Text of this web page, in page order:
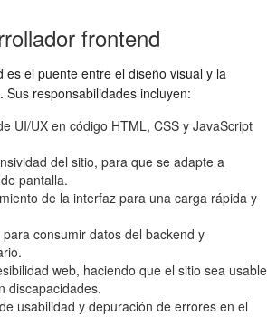
frontend
es el puente entre el diseño visual y la
Sus responsabilidades incluyen:
UI/UX en código HTML, CSS y JavaScript
del sitio, para que se adapte a
pantalla.
de la interfaz para una carga rápida y
consumir datos del backend y
web, haciendo que el sitio sea usable
discapacidades.
usabilidad y depuración de errores en el